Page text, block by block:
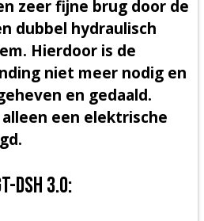
zeer fijne brug door de
dubbel hydraulisch
Hierdoor is de
niet meer nodig en
en gedaald.
een elektrische
DSH 3.0: